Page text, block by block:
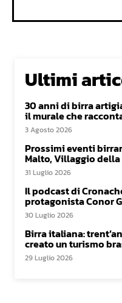
Ultimi
30 anni di birra
il murale che
3 Agosto 2026
Prossimi eventi
Malto, Villaggio
31 Luglio 2026
Il podcast di
protagonista Conor
30 Luglio 2026
Birra italiana:
creato un turismo
29 Luglio 2026